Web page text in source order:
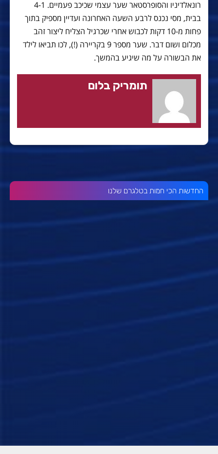
רונאלדיניו והסופרסטאר שער עצמי שכיכב פעמיים. 4-1
בבית, מסי נכנס לרבע השעה האחרונה ועדיין מספיק בתוך
פחות מ-10 דקות לכבוש אחרי שכרגיל הצליח ליצור זהב
מכלום ושום דבר. שער מספר 9 בקריירה (!), לכו תביאו לילד
את הבשורה על מה שיגיע בהמשך.
תומריק בלום
החדשות הכי חמות בטלגרם שלנו